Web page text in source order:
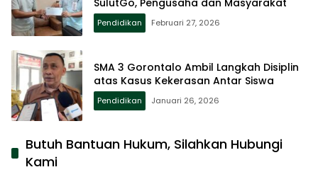
Pendidikan Februari 27, 2026
SMA 3 Gorontalo Ambil Langkah Disiplin
atas Kasus Kekerasan Antar Siswa
Pendidikan Januari 26, 2026
Butuh Bantuan Hukum, Silahkan Hubungi
Kami